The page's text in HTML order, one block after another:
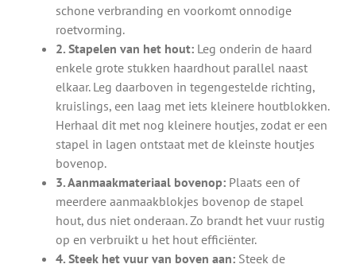
schone verbranding en voorkomt onnodige
roetvorming.
2. Stapelen van het hout:Leg onderin de haard
enkele grote stukken haardhout parallel naast
elkaar. Leg daarboven in tegengestelde richting,
kruislings, een laag met iets kleinere houtblokken.
Herhaal dit met nog kleinere houtjes, zodat er een
stapel in lagen ontstaat met de kleinste houtjes
bovenop.
3. Aanmaakmateriaal bovenop:Plaats een of
meerdere aanmaakblokjes bovenop de stapel
hout, dus niet onderaan. Zo brandt het vuur rustig
op en verbruikt u het hout efficiënter.
4. Steek het vuur van boven aan:Steek de